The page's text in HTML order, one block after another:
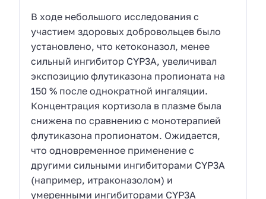
В ходе небольшого исследования с
участием здоровых добровольцев было
установлено, что кетоконазол, менее
сильный ингибитор CYP3A, увеличивал
экспозицию флутиказона пропионата на
150 % после однократной ингаляции.
Концентрация кортизола в плазме была
снижена по сравнению с монотерапией
флутиказона пропионатом. Ожидается,
что одновременное применение с
другими сильными ингибиторами CYP3A
(например, итраконазолом) и
умеренными ингибиторами CYP3A